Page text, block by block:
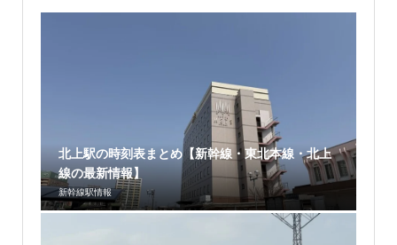
北上駅の時刻表まとめ【新幹線・東北本線・北上
線の最新情報】
新幹線駅情報